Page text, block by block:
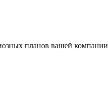
планов вашей компании